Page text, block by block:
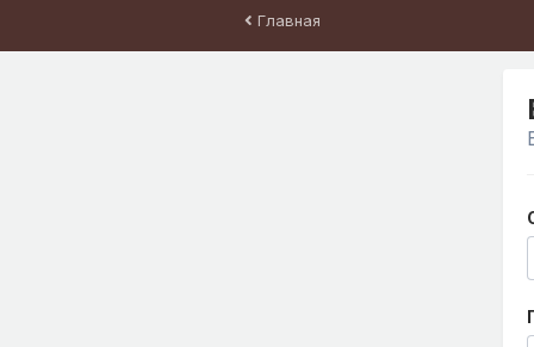
Главная